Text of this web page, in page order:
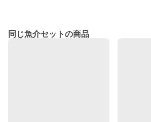
同じ魚介セットの商品